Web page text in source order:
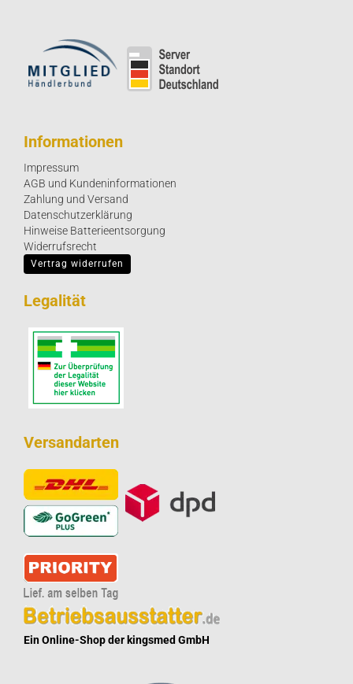
Informationen
Impressum
AGB und Kundeninformationen
Zahlung und Versand
Datenschutzerklärung
Hinweise Batterieentsorgung
Widerrufsrecht
Vertrag widerrufen
Legalität
Versandarten
Ein Online-Shop der kingsmed GmbH